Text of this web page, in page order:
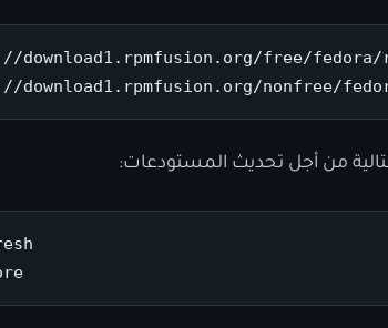
free/fedora/
nonfree/
من أجل تحديث المستودعات: